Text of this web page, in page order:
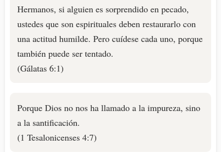
Hermanos, si alguien es sorprendido en pecado,
ustedes que son espirituales deben restaurarlo con
una actitud humilde. Pero cuídese cada uno, porque
también puede ser tentado.
(Gálatas 6:1)
Porque Dios no nos ha llamado a la impureza, sino
a la santificación.
(1 Tesalonicenses 4:7)